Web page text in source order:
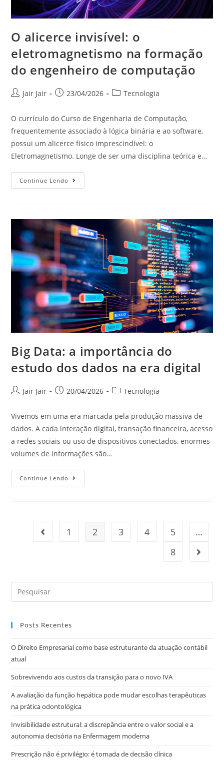
O alicerce invisível: o
eletromagnetismo na formação
do engenheiro de computação
Jair Jair 23/04/2026 Tecnologia
O currículo do Curso de Engenharia de Computação,
frequentemente associado à lógica binária e ao software,
possui um alicerce físico imprescindível: o
Eletromagnetismo. Longe de ser uma disciplina teórica e…
Continue Lendo
Big Data: a importância do
estudo dos dados na era digital
Jair Jair 20/04/2026 Tecnologia
Vivemos em uma era marcada pela produção massiva de
dados. A cada interação digital, transação financeira, acesso
a redes sociais ou uso de dispositivos conectados, enormes
volumes de informações são…
Continue Lendo
1 2 3 4 5
…
8
Posts Recentes
O Direito Empresarial como base estruturante da atuação contábil
atual
Sobrevivendo aos custos da transição para o novo IVA
A avaliação da função hepática pode mudar escolhas terapêuticas
na prática odontológica
Invisibilidade estrutural: a discrepância entre o valor social e a
autonomia decisória na Enfermagem moderna
Prescrição não é privilégio: é tomada de decisão clínica